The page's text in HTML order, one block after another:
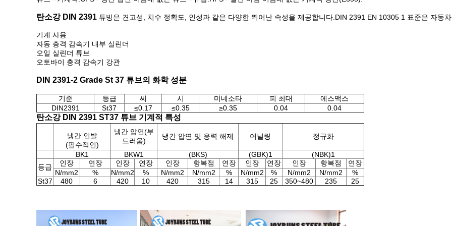
탄소강 DIN 2391 튜빙은 견고성, 치수 정확도, 인성과 같은 다양한 뛰어난 속성을 제공합니다.DIN 2391 EN 10305 1 표준은 자동
기계 사용
자동 충격 감속기 내부 실린더
오일 실린더 튜브
오토바이 충격 감속기 강관
DIN 2391-2 Grade St 37 튜브의 화학 성분
기준 등급 씨 시 미네소타 피 최대
에스맥스
DIN2391
St37 ≤0.17 ≤0.35 ≥0.35 0.04 0.04
탄소강 DIN 2391 ST37 튜브 기계적 특성
냉간 인발
(필수적인)
냉간 압연(부
드러움)
냉간 압연 및 응력 해제 어닐링 정규화
BK1 BKW1 (BKS) (GBK)1
(NBK)1
등급
인장 연장 인장 연장 인장 항복점 연장 인장 연장 인장 항복점
연장
N/mm2
% N/mm2 % N/mm2 N/mm2 % N/mm2 % N/mm2 N/mm2
%
St37
480 6 420 10 420 315 14 315 25 350~480 235 25